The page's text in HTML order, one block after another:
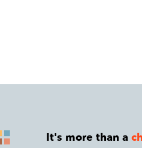
It's more than a